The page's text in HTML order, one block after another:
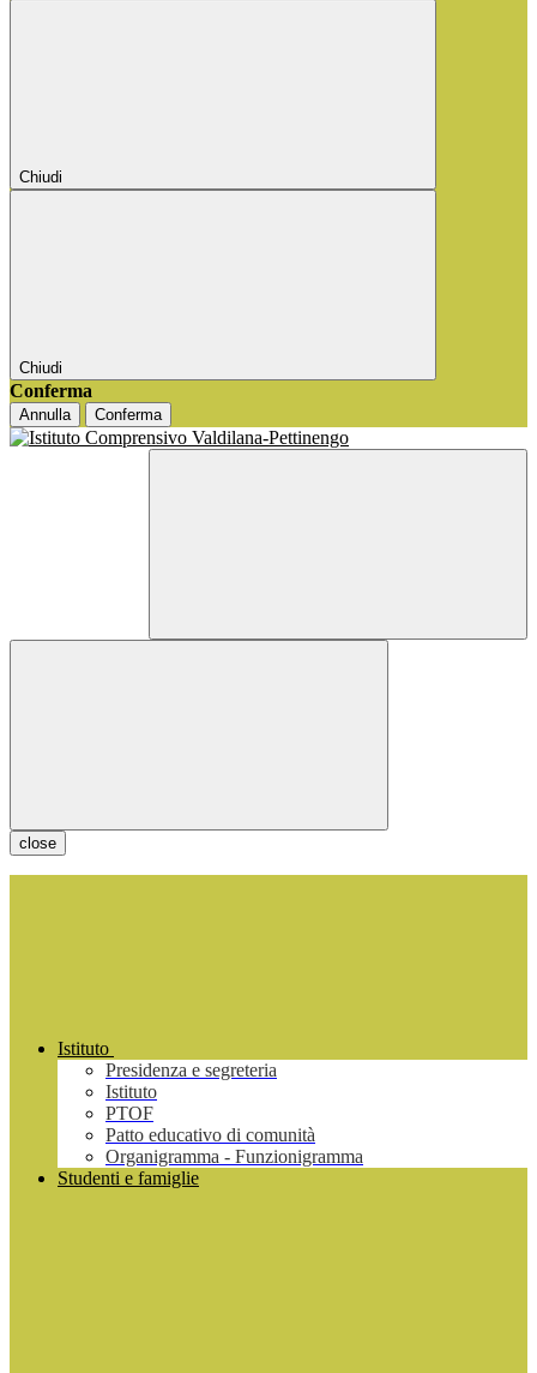
Chiudi
Chiudi
Conferma
Annulla Conferma
close
Istituto
Presidenza e segreteria
Istituto
PTOF
Patto educativo di comunità
Organigramma - Funzionigramma
Studenti e famiglie